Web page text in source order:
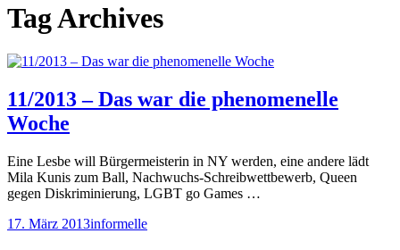
Tag Archives
11/2013 – Das war die phenomenelle
Woche
Eine Lesbe will Bürgermeisterin in NY werden, eine andere lädt
Mila Kunis zum Ball, Nachwuchs-Schreibwettbewerb, Queen
gegen Diskriminierung, LGBT go Games …
17. März 2013informelle